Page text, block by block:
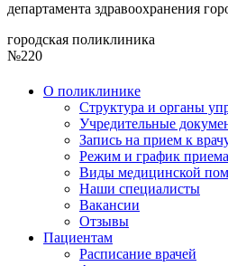
департамента здравоохранения
городская поликлиника
№220
О поликлинике
Структура и органы
Учредительные
Запись на прием к
Режим и график
Виды медицинской
Наши специалисты
Вакансии
Отзывы
Пациентам
Расписание врачей